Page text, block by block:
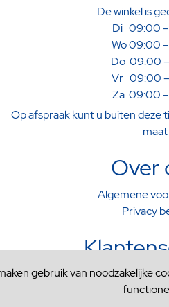
gebruik van noodzakelijke
De winkel is
Di 09:00 –
Wo 09:00
Do 09:00
Vr 09:00
Za 09:00
Op afspraak kunt u buiten deze
maat
Over
Algemene
Privacy
Verzenden
Ruilen &